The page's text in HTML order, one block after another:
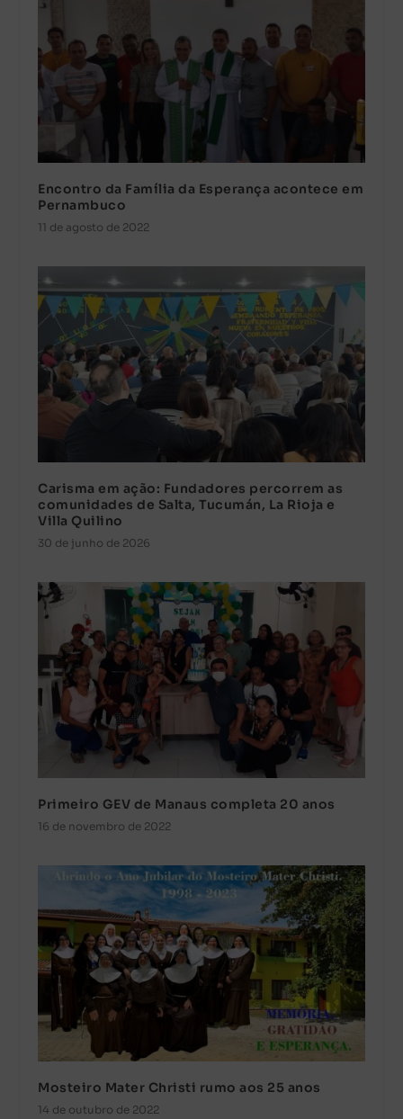
Encontro da Família da Esperança acontece em
Pernambuco
11 de agosto de 2022
Carisma em ação: Fundadores percorrem as
comunidades de Salta, Tucumán, La Rioja e
Villa Quilino
30 de junho de 2026
Primeiro GEV de Manaus completa 20 anos
16 de novembro de 2022
Mosteiro Mater Christi rumo aos 25 anos
14 de outubro de 2022